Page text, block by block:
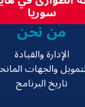
سوريا
من نحن
الإدارة والقيادة
والجهات
تاريخ البرنامج